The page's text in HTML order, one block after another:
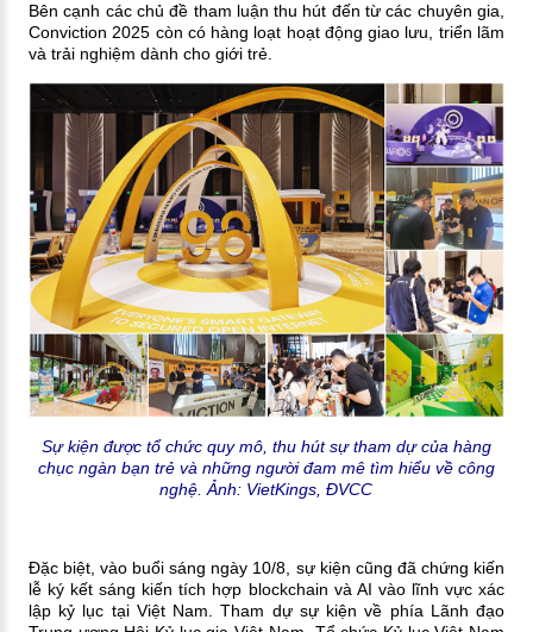
Bên cạnh các chủ đề tham luận thu hút đến từ các chuyên gia,
Conviction 2025 còn có hàng loạt hoạt động giao lưu, triển lãm
và trải nghiệm dành cho giới trẻ.
Sự kiện được tổ chức quy mô, thu hút sự tham dự của hàng
chục ngàn bạn trẻ và những người đam mê tìm hiểu về công
nghệ.Ảnh: VietKings, ĐVCC
Đặc biệt, vào buổi sáng ngày 10/8, sự kiện cũng đã chứng kiến
lễ ký kết sáng kiến tích hợp blockchain và AI vào lĩnh vực xác
lập kỷ lục tại Việt Nam. Tham dự sự kiện về phía Lãnh đạo